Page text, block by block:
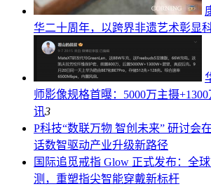
华二十周年，以跨界非遗艺术彰显
师影像规格首曝：5000万主摄
讯3
P科技“数联万物 智创未来” 研讨会
话数智驱动产业升级新路径
国际追觅戒指 Glow 正式发布：全
测，重塑指尖智能穿戴新标杆